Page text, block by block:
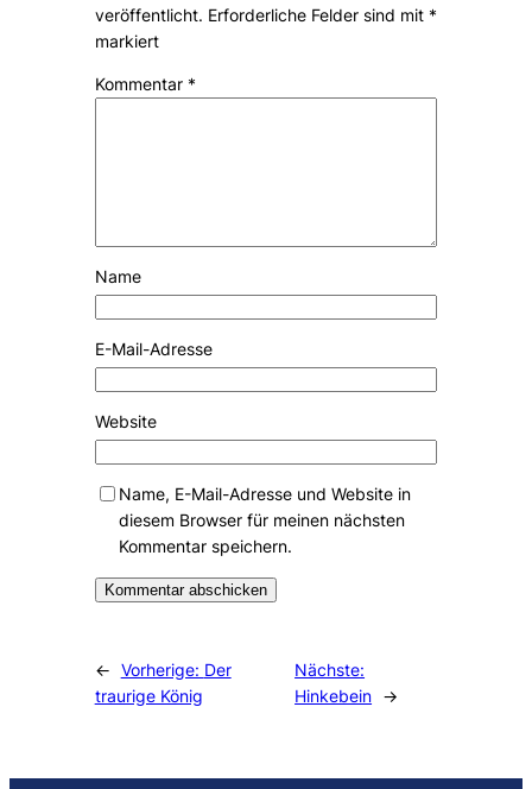
veröffentlicht. Erforderliche Felder sind mit *
markiert
Kommentar *
Name
E-Mail-Adresse
Website
Name, E-Mail-Adresse und Website in
diesem Browser für meinen nächsten
Kommentar speichern.
← Vorherige: Der
traurige König
Nächste:
Hinkebein →